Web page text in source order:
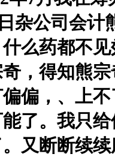
杂公司会计
么药都不
，得知熊
偏，、上
了。我只
又断断续